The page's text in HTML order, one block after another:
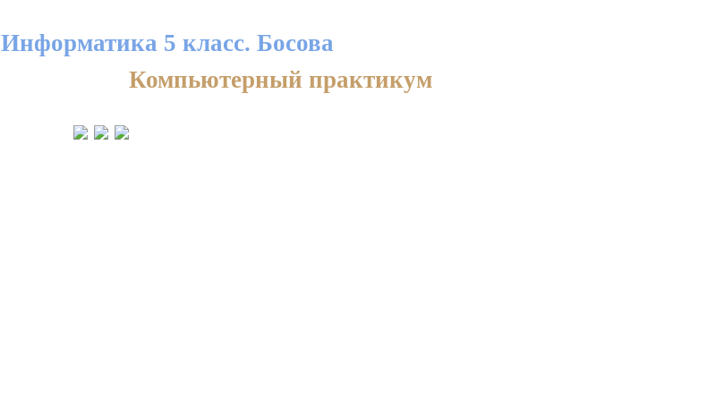
Информатика 5 класс. Босова
Компьютерный практикум